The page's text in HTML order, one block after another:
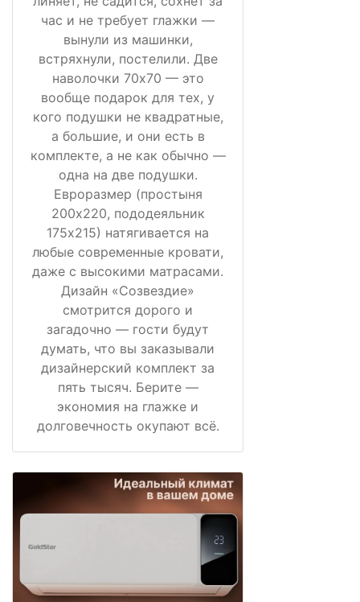
час и не требует глажки —
вынули из машинки,
встряхнули, постелили. Две
наволочки 70х70 — это
вообще подарок для тех, у
кого подушки не квадратные,
а большие, и они есть в
комплекте, а не как обычно —
одна на две подушки.
Евроразмер (простыня
200х220, пододеяльник
175х215) натягивается на
любые современные кровати,
даже с высокими матрасами.
Дизайн «Созвездие»
смотрится дорого и
загадочно — гости будут
думать, что вы заказывали
дизайнерский комплект за
пять тысяч. Берите —
экономия на глажке и
долговечность окупают всё.